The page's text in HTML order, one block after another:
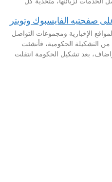
صفحتيه الفايسبوك وتويتر
الإخبارية ومجموعات التواصل
من التشكيلة الحكومية، فأنشئت
بعد تشكيل الحكومة انتقلت